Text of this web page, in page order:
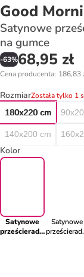
Good
Satynowe
na gumce
-63%68,95 zł
Cena producenta: 186,83
RozmiarZostała tylko 1
180x220 cm
140x200 cm
Kolor
Satynowe
prześcieradło
Satynowe